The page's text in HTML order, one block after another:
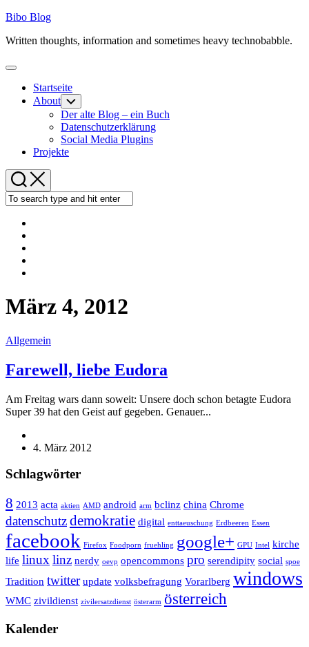
Skip
content
Bibo Blog
Written thoughts, information and sometimes heavy technobabble.
Expand
Startseite
About Toggle
Child
Menu
Der alte Blog – ein Buch
Datenschutzerklärung
Social Media Plugins
Projekte
März 4, 2012
Allgemein
Farewell, liebe Eudora
Am Freitag wars dann soweit: Unsere doch schon betagte Eudora
Super 39 hat den Geist auf gegeben. Genauer...
4. März 2012
Schlagwörter
8 2013 acta aktien AMD android arm bclinz china Chrome
datenschutzdemokratie digital enttaeuschung Erdbeeren Essen
facebook Firefox Foodporn fruehling google+ GPU Intel kirche
life linux linz nerdy oevp opencommons pro serendipity social spoe
Tradition twitter update volksbefragung Vorarlberg windows
WMC zivildienst zivilersatzdienst österarm österreich
Kalender